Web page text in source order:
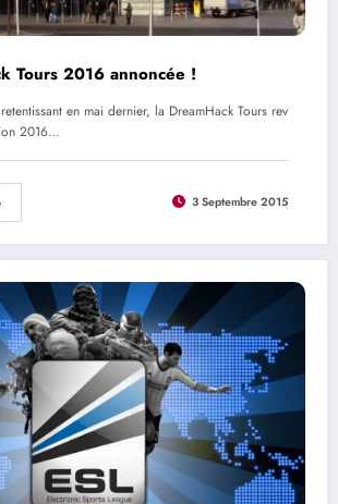
Tours 2016 annoncée !
en mai dernier, la DreamHack Tours rev
2016…
3 Septembre 2015